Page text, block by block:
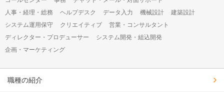
ン
人事・経理・総務
ヘルプデスク データ入力 機械設計
建築設計
システム運用保守
クリエイティブ
営業・コンサルタント
ディレクター・プロデューサー
システム開発・組込開発
企画・マーケティング
職種の紹介